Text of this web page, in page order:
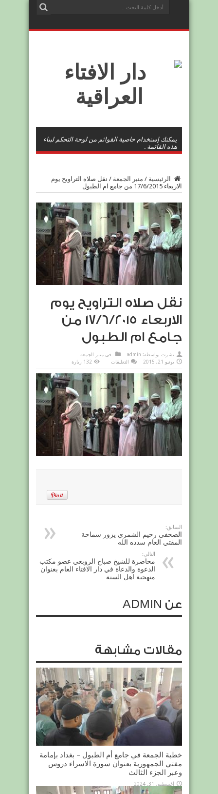
يمكنك إستخدام خاصية القوائم من لوحة التحكم لبناء
هذه القائمة .
الرئيسية / منبر الجمعة / نقل صلاه التراويح يوم
الاربعاء 17/6/2015 من جامع ام الطبول
نقل صلاه التراويح يوم
الاربعاء 17/6/2015 من
جامع ام الطبول
نشرت بواسطة: admin في منبر الجمعة
يونيو 21, 2015
التعليقات
التراويح
يوم
الاربعاء
17/6/2015
جامع
ام
الطبول
مغلقة
132 زيارة
السابق:
الصحفي رحيم الشمري يزور سماحة
المفتي العام سدده الله
التالي:
محاضرة للشيخ صباح الزوبعي عضو مكتب
الدعوة والدعاة في دار الافتاء العام بعنوان
منهجية اهل السنة
عن ADMIN
مقالات مشابهة
خطبة الجمعة في جامع أم الطبول – بغداد بإمامة
مفتي الجمهورية بعنوان سورة الاسراء دروس
وعبر الجزء الثالث
أغسطس 31, 2024